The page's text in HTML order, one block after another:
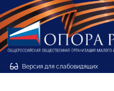
Версия для слабовидящих